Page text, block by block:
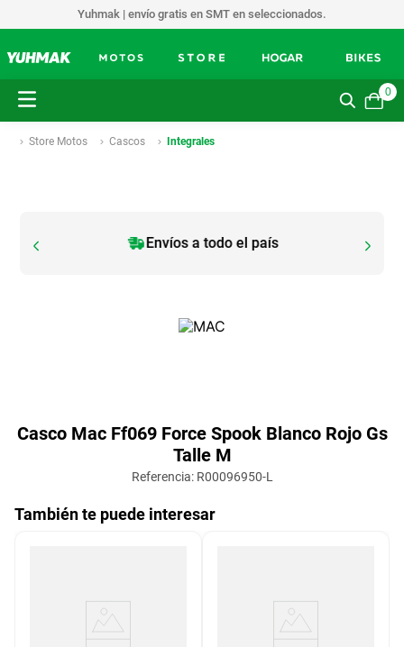
Yuhmak | envío gratis en SMT en seleccionados.
0
Store Motos Cascos Integrales
Envíos a todo el país
Casco Mac Ff069 Force Spook Blanco Rojo Gs
Talle M
Referencia: R00096950-L
También te puede interesar